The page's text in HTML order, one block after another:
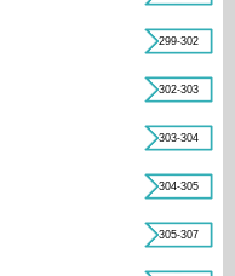
299-302
302-303
303-304
304-305
305-307